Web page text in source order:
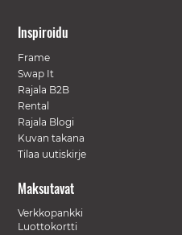
Inspiroidu
Frame
Swap It
Rajala B2B
Rental
Rajala Blogi
Kuvan takana
Tilaa uutiskirje
Maksutavat
Verkkopankki
Luottokortti